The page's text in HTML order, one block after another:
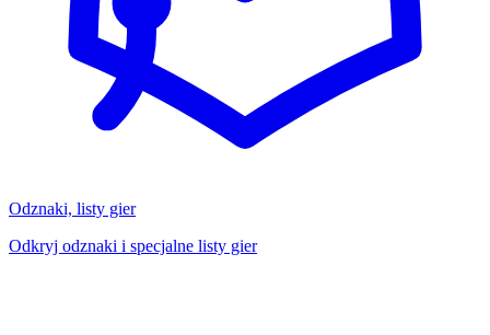
Odznaki, listy gier
Odkryj odznaki i specjalne listy gier